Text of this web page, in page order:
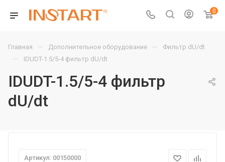
0
Главная — Дополнительное оборудование — Фильтр dU/dt
— IDUDT-1.5/5-4 фильтр dU/dt
IDUDT-1.5/5-4 фильтр
dU/dt
Артикул: 00150000